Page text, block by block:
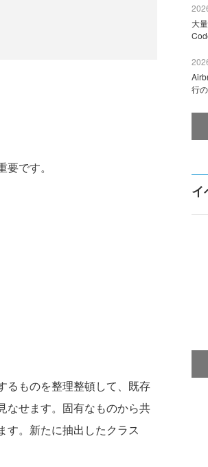
です。
るものを整理整頓して、既存
なせます。固有なものから共
す。新たに抽出したクラス
大
行
イ